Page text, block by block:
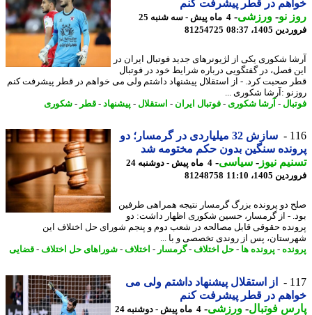
در قطر پیشرفت کنم
نو- ورزشی-
4 ماه پیش - سه شنبه 25
1405، 08:37
81254725
شکوری یکی از لژیونرهای جدید فوتبال ایران در
فصل، در گفتگویی درباره شرایط خود در فوتبال
صحبت کرد. - از استقلال پیشنهاد داشتم ولی می خواهم در قطر پیشرفت کنم
:آرشا شکوری ...
-آرشا شکوری- فوتبال ایران - استقلال-پیشنهاد-قطر -شکوری
سازش 32 میلیاردی در گرمسار؛ دو
سنگین بدون حکم مختومه شد
نیوز-سیاسی-
4 ماه پیش - دوشنبه 24
1405، 11:10
81248758
دو پرونده بزرگ گرمسار نتیجه همراهی طرفین
- از گرمسار، حسین شکوری اظهار داشت: دو
حقوقی قابل مصالحه در شعب دوم و پنجم شورای حل اختلاف این
پس از روندی تخصصی و با ...
-پرونده ها- حل اختلاف-گرمسار-اختلاف-شوراهای حل اختلاف-قضایی
از استقلال پیشنهاد داشتم ولی می
در قطر پیشرفت کنم
فوتبال-ورزشی-
4 ماه پیش - دوشنبه 24